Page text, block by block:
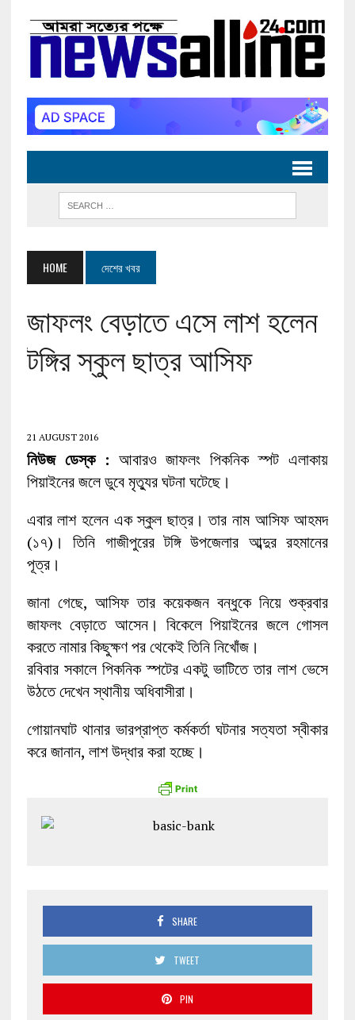
HOME দেশের খবর
জাফলং বেড়াতে এসে লাশ হলেন
টঙ্গির স্কুল ছাত্র আসিফ
21 AUGUST 2016
নিউজ ডেস্ক : আবারও জাফলং পিকনিক স্পট এলাকায়
পিয়াইনের জলে ডুবে মৃত্যুর ঘটনা ঘটেছে।
এবার লাশ হলেন এক স্কুল ছাত্র। তার নাম আসিফ আহমদ
(১৭)। তিনি গাজীপুরের টঙ্গি উপজেলার আব্দুর রহমানের
পূত্র।
জানা গেছে, আসিফ তার কয়েকজন বন্ধুকে নিয়ে শুক্রবার
জাফলং বেড়াতে আসেন। বিকেলে পিয়াইনের জলে গোসল
করতে নামার কিছুক্ষণ পর থেকেই তিনি নিখোঁজ।
রবিবার সকালে পিকনিক স্পটের একটু ভাটিতে তার লাশ ভেসে
উঠতে দেখেন স্থানীয় অধিবাসীরা।
গোয়ানঘাট থানার ভারপ্রাপ্ত কর্মকর্তা ঘটনার সত্যতা স্বীকার
করে জানান, লাশ উদ্ধার করা হচ্ছে।
SHARE
TWEET
PIN